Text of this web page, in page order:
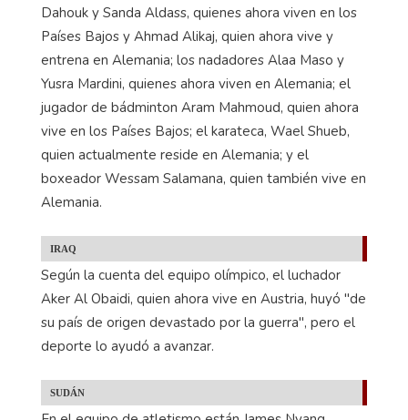
Dahouk y Sanda Aldass, quienes ahora viven en los
Países Bajos y Ahmad Alikaj, quien ahora vive y
entrena en Alemania; los nadadores Alaa Maso y
Yusra Mardini, quienes ahora viven en Alemania; el
jugador de bádminton Aram Mahmoud, quien ahora
vive en los Países Bajos; el karateca, Wael Shueb,
quien actualmente reside en Alemania; y el
boxeador Wessam Salamana, quien también vive en
Alemania.
IRAQ
Según la cuenta del equipo olímpico, el luchador
Aker Al Obaidi, quien ahora vive en Austria, huyó "de
su país de origen devastado por la guerra", pero el
deporte lo ayudó a avanzar.
SUDÁN